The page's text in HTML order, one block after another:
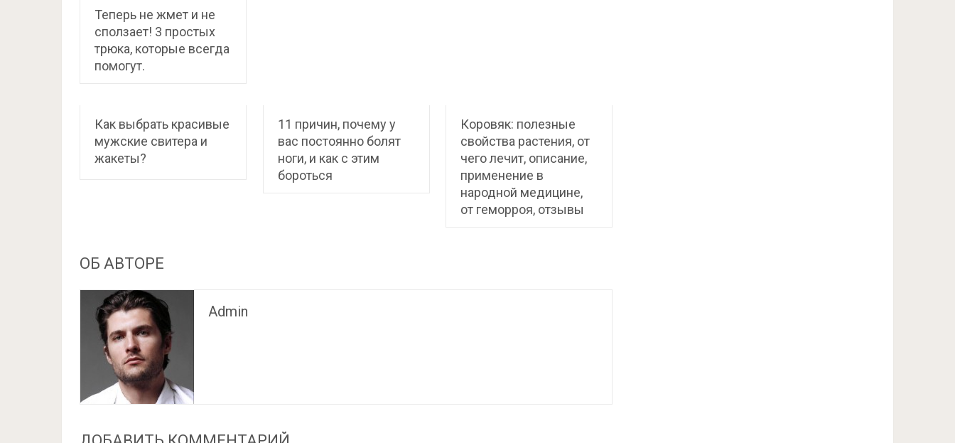
Теперь не жмет и не
сползает! 3 простых
трюка, которые всегда
помогут.
Как выбрать красивые
мужские свитера и
жакеты?
11 причин, почему у
вас постоянно болят
ноги, и как с этим
бороться
Коровяк: полезные
свойства растения, от
чего лечит, описание,
применение в
народной медицине,
от геморроя, отзывы
ОБ АВТОРЕ
Admin